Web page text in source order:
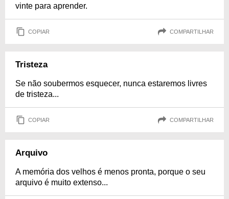
vinte para aprender.
COPIAR COMPARTILHAR
Tristeza
Se não soubermos esquecer, nunca estaremos livres
de tristeza...
COPIAR COMPARTILHAR
Arquivo
A memória dos velhos é menos pronta, porque o seu
arquivo é muito extenso...